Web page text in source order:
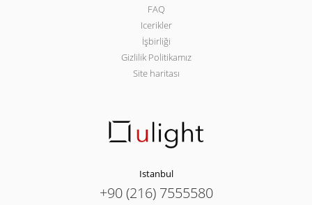
FAQ
Icerikler
İşbirliği
Gizlilik Politikamız
Site haritası
Istanbul
+90 (216) 7555580